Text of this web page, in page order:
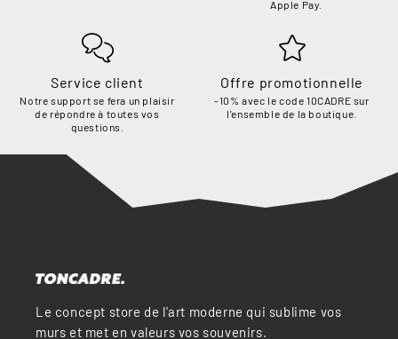
Apple Pay.
Service client
Notre support se fera un plaisir
de répondre à toutes vos
questions.
Offre promotionnelle
-10% avec le code 10CADRE sur
l'ensemble de la boutique.
Le concept store de l'art moderne qui sublime vos
murs et met en valeurs vos souvenirs.